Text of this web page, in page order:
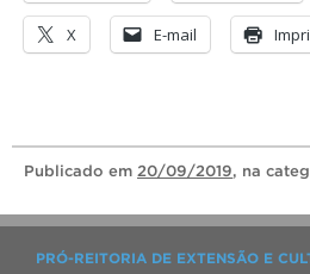
X E-mail
Publicado em 20/09/2019, na
PRÓ-REITORIA DE EXTENSÃO E